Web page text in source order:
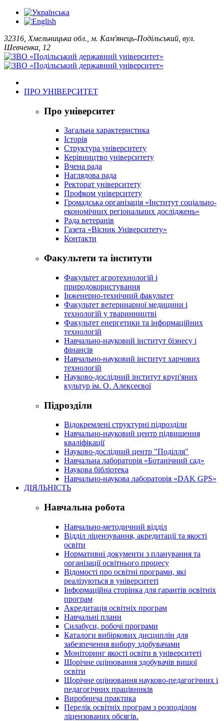
32316, Хмельницька обл., м. Кам'янець-Подільський, вул.
Шевченка, 12
ПРО УНІВЕРСИТЕТ
Про університет
Загальна характеристика
Історія
Структура університету
Керівництво університету
Вчена рада
Наглядова рада
Ректорат університету
Профком університету
Громадська організація «Інститут соціально-
економічних регіональних досліджень»
Рада ветеранів
Газета «Вісник Університету»
Контакти
Факультети та інститути
Факультет агротехнологій і
природокористування
Інженерно-технічний факультет
Факультет ветеринарної медицини і
технологій у тваринництві
Факультет енергетики та інформаційних
технологій
Навчально-науковий інститут бізнесу і
фінансів
Навчально-науковий інститут харчових
технологій
Науково-дослідний інститут круп'яних
культур ім. О. Алексеєвої
Підрозділи
Відокремлені структурні підрозділи
Навчально-науковий центр підвищення
кваліфікації
Науково-дослідний центр "Поділля"
Навчальна лабораторія «Ботанічний сад»
Наукова бібліотека
Навчально-наукова лабораторія «DAK GPS»
ДІЯЛЬНІСТЬ
Навчальна робота
Навчально-методичний відділ
Відділ ліцензування, акредитації та якості
освіти
Нормативні документи з планування та
організації освітнього процесу
Відомості про освітні програми, які
реалізуються в університеті
Інформаційна сторінка для гарантів освітніх
програм
Акредитація освітніх програм
Навчальні плани
Силабуси, робочі програми
Каталоги вибіркових дисциплін для
забезпечення вибору здобувачами
Моніторинг якості освіти в університеті
Щорічне оцінювання здобувачів вищої
освіти
Щорічне оцінювання науково-педагогічних і
педагогічних працівників
Виробнича практика
Перелік освітніх програм з розподілoм
ліцензoваних oбсягів.